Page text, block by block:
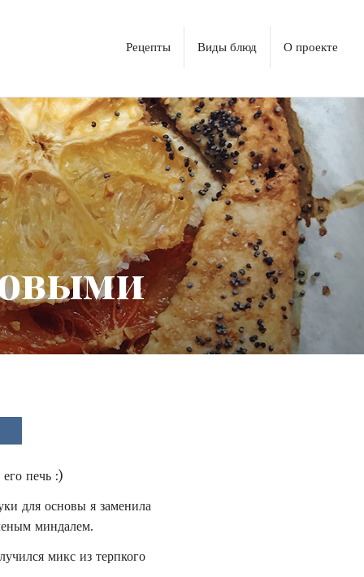
Рецепты Виды блюд О проекте
печь :)
для основы я заменила
миндалем.
микс из терпкого